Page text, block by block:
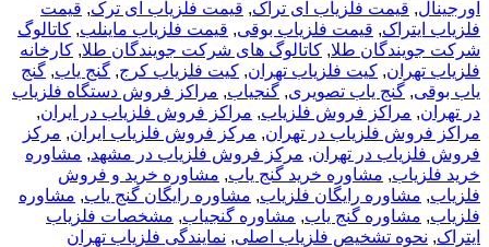
اورجینال, قیمت فلزیاب ای تراک, قیمت فلزیاب ای ترک, قیمت
فلزیاب ایتراک, قیمت فلزیاب بوقی, قیمت فلزیاب ماینلب, کاتالوگ
شرکت جویندگان طلا, کاتالوگ های شرکت جویندگان طلا, کارخانه
فلزیاب تهران, کیت فلزیاب تهران, کیت فلزیاب کرج, گنج یاب, گنج
یاب بوقی, گنج یاب تصویری, گنجیاب, مراکز فروش دستگاه فلزیاب
در تهران, مراکز فروش فلزیاب, مراکز فروش فلزیاب در ایران,
مراکز فروش فلزیاب در تهران, مرکز فروش فلزیاب ایران, مرکز
فروش فلزیاب در تهران, مرکز فروش فلزیاب در مشهد, مشاوره
خرید فلزیاب, مشاوره خرید گنج یاب, مشاوره خرید و فروش
فلزیاب, مشاوره رایگان فلزیاب, مشاوره رایگان گنج یاب, مشاوره
فلزیاب, مشاوره گنج یاب, مشاوره گنجیاب, مشخصات فلزیاب
ایتراک, نحوه تشخیص فلزیاب اصلی, نمایندگی فلزیاب تهران